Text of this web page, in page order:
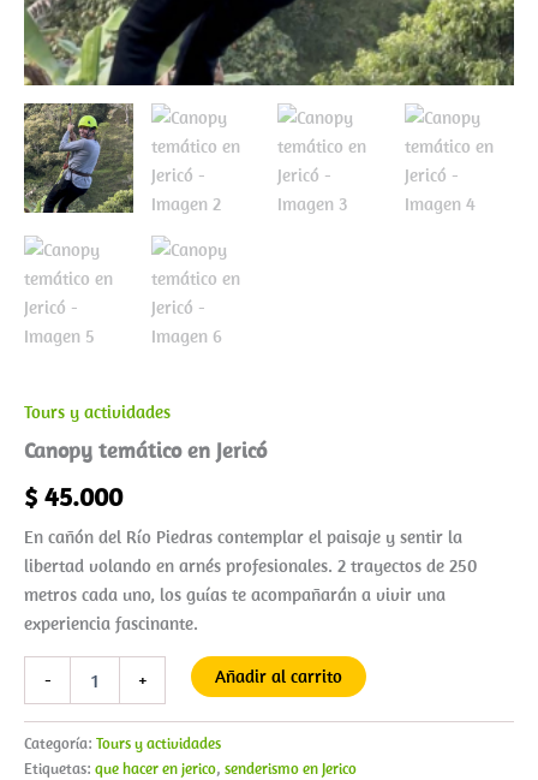
Tours y actividades
Canopy temático en Jericó
$ 45.000
En cañón del Río Piedras contemplar el paisaje y sentir la
libertad volando en arnés profesionales. 2 trayectos de 250
metros cada uno, los guías te acompañarán a vivir una
experiencia fascinante.
- + Añadir al carrito
Categoría: Tours y actividades
Etiquetas: que hacer en jerico, senderismo en Jerico